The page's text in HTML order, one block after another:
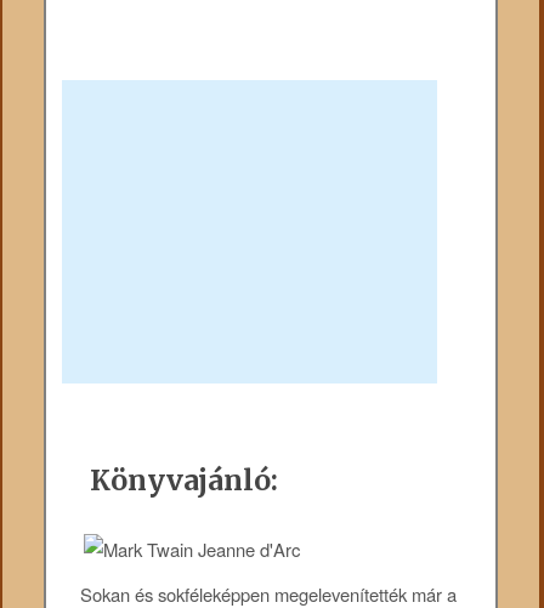
Könyvajánló:
Sokan és sokféleképpen megelevenítették már a